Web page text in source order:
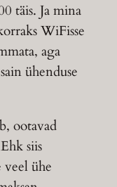
täis. Ja mina
WiFisse
aga
ühenduse
ootavad
siis
ühe